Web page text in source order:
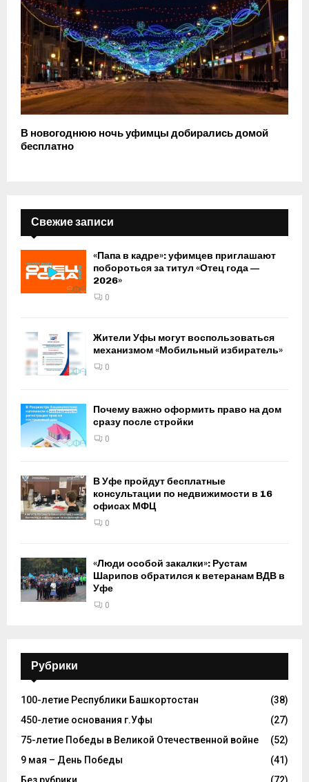
В новогоднюю ночь уфимцы добирались домой
бесплатно
Свежие записи
«Папа в кадре»: уфимцев приглашают
побороться за титул «Отец года —
2026»
0
Жители Уфы могут воспользоваться
механизмом «Мобильный избиратель»
0
Почему важно оформить право на дом
сразу после стройки
0
В Уфе пройдут бесплатные
консультации по недвижимости в 16
офисах МФЦ
0
«Люди особой закалки»: Рустам
Шарипов обратился к ветеранам ВДВ в
Уфе
0
Рубрики
100-летие Республики Башкортостан
(38)
450-летие основания г.Уфы
(27)
75-летие Победы в Великой Отечественной войне
(52)
9 мая – День Победы
(41)